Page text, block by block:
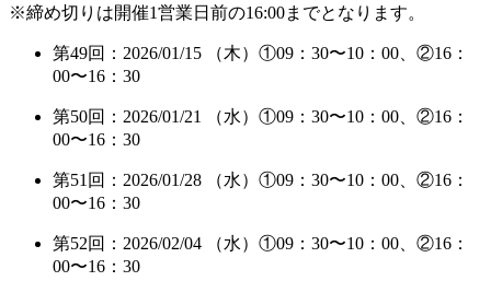
※締め切りは開催1営業日前の16:00までとなります。
第49回：2026/01/15 （木）①09：30〜10：00、②16：
00〜16：30
第50回：2026/01/21 （水）①09：30〜10：00、②16：
00〜16：30
第51回：2026/01/28 （水）①09：30〜10：00、②16：
00〜16：30
第52回：2026/02/04 （水）①09：30〜10：00、②16：
00〜16：30